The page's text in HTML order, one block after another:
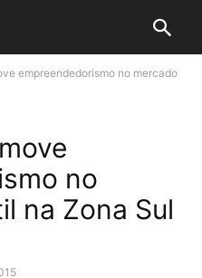
empreendedorismo no mercado
no
na Zona Sul